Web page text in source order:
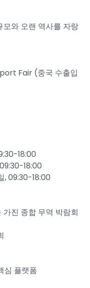
와 오랜 역사를 자랑
Fair (중국 수출입
18:00
18:00
, 09:30-18:00
진 종합 무역 박람회
심 플랫폼